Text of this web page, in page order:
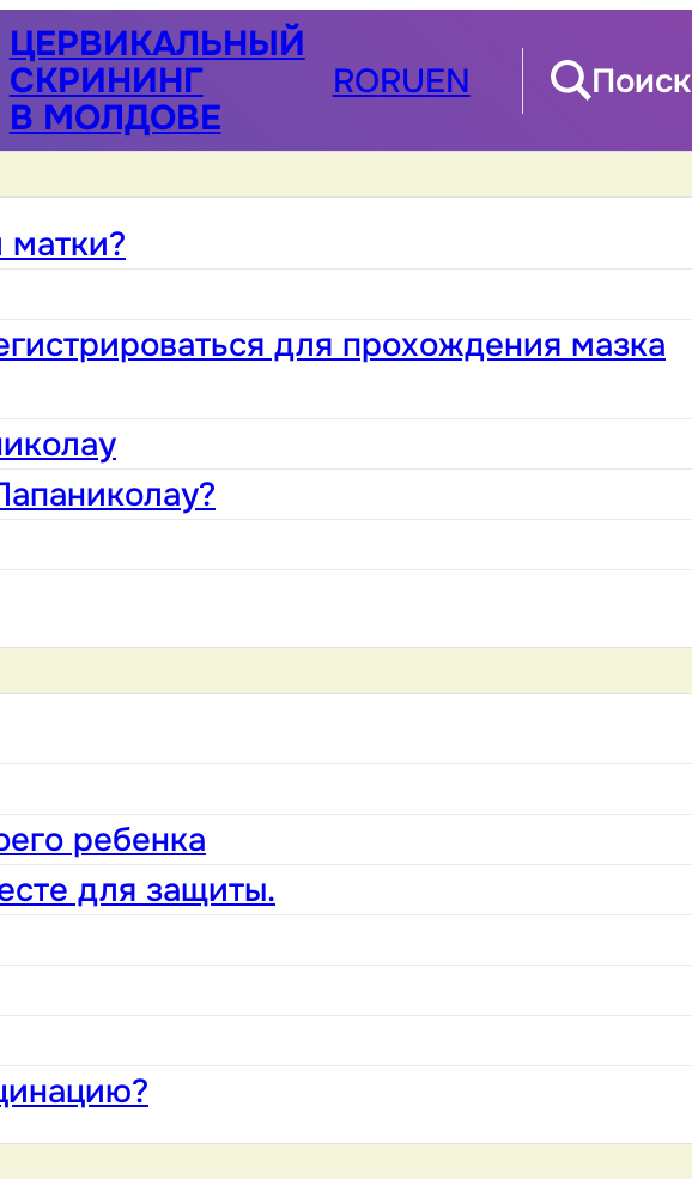
ЦЕРВИКАЛЬНЫЙ
СКРИНИНГ
В МОЛДОВЕ
RORUEN Поиск
матки?
для прохождения мазка
ребенка
для защиты.